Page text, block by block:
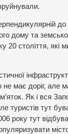
до
дому та
20 століття, які
не має доріг, але
Як і вся
туристів тут
року тут